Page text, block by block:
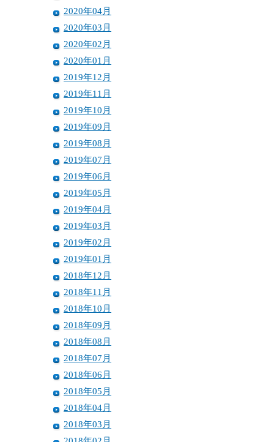
2020年04月
2020年03月
2020年02月
2020年01月
2019年12月
2019年11月
2019年10月
2019年09月
2019年08月
2019年07月
2019年06月
2019年05月
2019年04月
2019年03月
2019年02月
2019年01月
2018年12月
2018年11月
2018年10月
2018年09月
2018年08月
2018年07月
2018年06月
2018年05月
2018年04月
2018年03月